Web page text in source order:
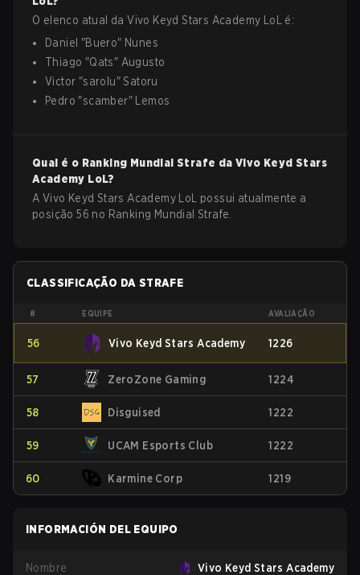
O elenco atual daVivo Keyd Stars Academy LoL
é:
Daniel "Buero" Nunes
Thiago "Qats" Augusto
Victor "sarolu"Satoru
Pedro "scamber" Lemos
Qual é o Ranking Mundial Strafe da Vivo Keyd Stars
Academy LoL?
A Vivo Keyd Stars Academy LoL possui atualmente a
posição 56 no Ranking Mundial Strafe.
CLASSIFICAÇÃO DA STRAFE
# EQUIPE AVALIAÇÃO
56 Vivo Keyd Stars Academy 1226
57 ZeroZone Gaming 1224
58 Disguised 1222
59 UCAM Esports Club 1222
60 Karmine Corp 1219
INFORMACIÓN DEL EQUIPO
Nombre Vivo Keyd Stars Academy